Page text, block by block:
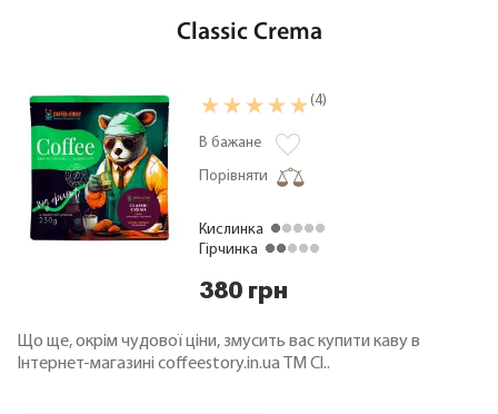
Classic Crema
(4)
В бажане
Порівняти
Кислинка
Гірчинка
380 грн
Що ще, окрім чудової ціни, змусить вас купити каву в
Інтернет-магазині coffeestory.in.ua ТМ Cl..